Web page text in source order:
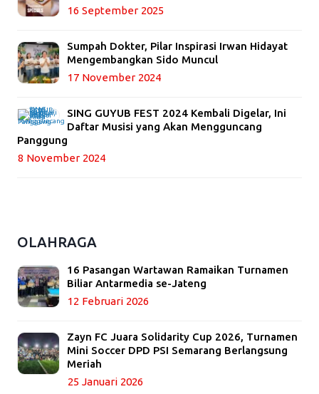
16 September 2025
Sumpah Dokter, Pilar Inspirasi Irwan Hidayat
Mengembangkan Sido Muncul
17 November 2024
SING GUYUB FEST 2024 Kembali Digelar, Ini
Daftar Musisi yang Akan Mengguncang
Panggung
8 November 2024
OLAHRAGA
16 Pasangan Wartawan Ramaikan Turnamen
Biliar Antarmedia se-Jateng
12 Februari 2026
Zayn FC Juara Solidarity Cup 2026, Turnamen
Mini Soccer DPD PSI Semarang Berlangsung
Meriah
25 Januari 2026